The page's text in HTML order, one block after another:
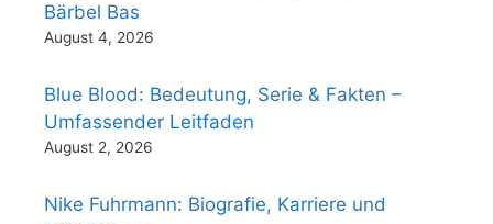
Bärbel Bas
August 4, 2026
Blue Blood: Bedeutung, Serie & Fakten –
Umfassender Leitfaden
August 2, 2026
Nike Fuhrmann: Biografie, Karriere und